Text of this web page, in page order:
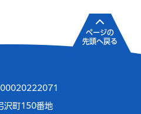
沢町150番地
ページの
先頭へ戻る